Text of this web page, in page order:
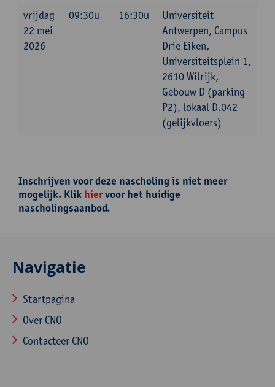
vrijdag
22 mei
2026
09:30u 16:30u
Universiteit
Antwerpen, Campus
Drie Eiken,
Universiteitsplein 1,
2610 Wilrijk,
Gebouw D (parking
P2), lokaal D.042
(gelijkvloers)
Inschrijven voor deze nascholing is niet meer
mogelijk. Klik hiervoor het huidige
nascholingsaanbod.
Navigatie
Startpagina
Over CNO
Contacteer CNO